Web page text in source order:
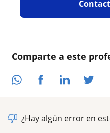
Comparte a este
¿Hay algún error en